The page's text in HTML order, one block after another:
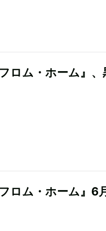
ロム・ホーム』、
ロム・ホーム』6